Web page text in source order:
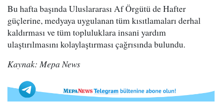
Bu hafta başında Uluslararası Af Örgütü de Hafter
güçlerine, medyaya uygulanan tüm kısıtlamaları derhal
kaldırması ve tüm topluluklara insani yardım
ulaştırılmasını kolaylaştırması çağrısında bulundu.
Kaynak: Mepa News